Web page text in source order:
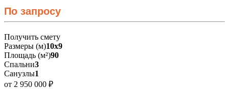
По запросу
Получить смету
Размеры (м)10х9
Площадь (м²)90
Спальни3
Санузлы1
от 2 950 000 ₽